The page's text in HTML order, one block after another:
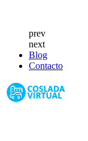
prev
next
Blog
Contacto